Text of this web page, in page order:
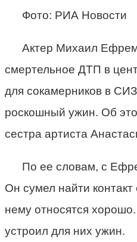
Фото: РИА Новости
Актер Михаил
смертельное ДТП в
для сокамерников в
роскошный ужин. Об
сестра артиста
По ее словам, с
Он сумел найти
нему относятся
устроил для них ужин.